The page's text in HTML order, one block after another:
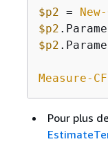
$p2 =
$p2
$p2
Measure-
Pour plus